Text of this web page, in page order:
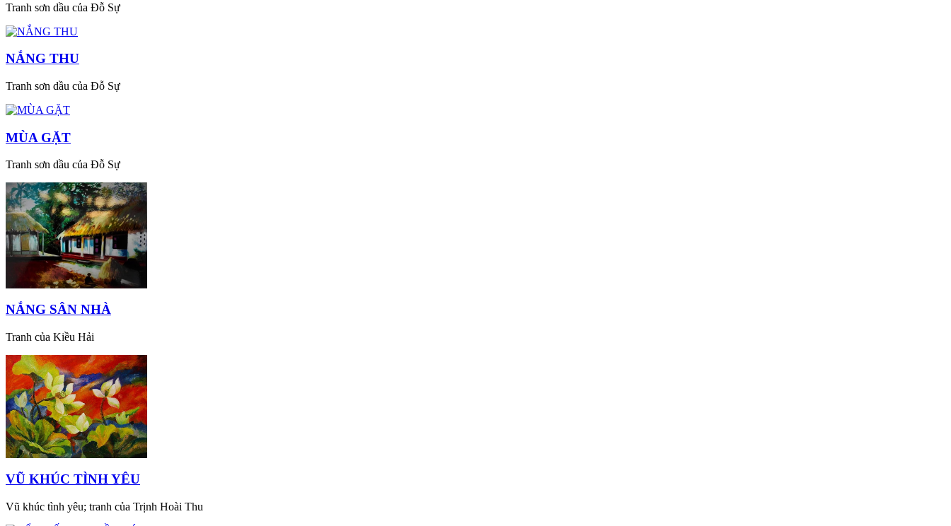
Tranh sơn dầu của Đỗ Sự
NẮNG THU
Tranh sơn dầu của Đỗ Sự
MÙA GẶT
Tranh sơn dầu của Đỗ Sự
NẮNG SÂN NHÀ
Tranh của Kiều Hải
VŨ KHÚC TÌNH YÊU
Vũ khúc tình yêu; tranh của Trịnh Hoài Thu